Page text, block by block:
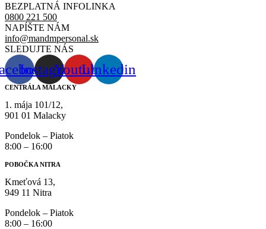
BEZPLATNÁ INFOLINKA
0800 221 500
NAPÍŠTE NÁM
info@mandmpersonal.sk
SLEDUJTE NÁS
InstagramYoutubeLinkedin
CENTRÁLA MALACKY
1. mája 101/12,
901 01 Malacky
Pondelok – Piatok
8:00 – 16:00
POBOČKA NITRA
Kmeťová 13,
949 11 Nitra
Pondelok – Piatok
8:00 – 16:00